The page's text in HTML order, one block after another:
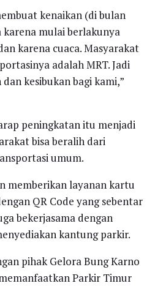
kenaikan (di bulan
mulai berlakunya
karena cuaca. Masyarakat
adalah MRT. Jadi
kesibukan bagi kami,”
peningkatan itu menjadi
bisa beralih dari
umum.
memberikan layanan kartu
QR Code yang sebentar
bekerjasama dengan
kantung parkir.
pihak Gelora Bung Karno
Parkir Timur